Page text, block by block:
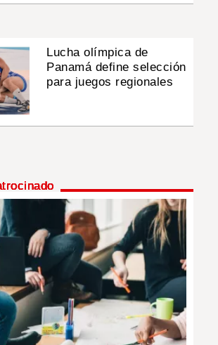
Lucha olímpica de
Panamá define selección
para juegos regionales